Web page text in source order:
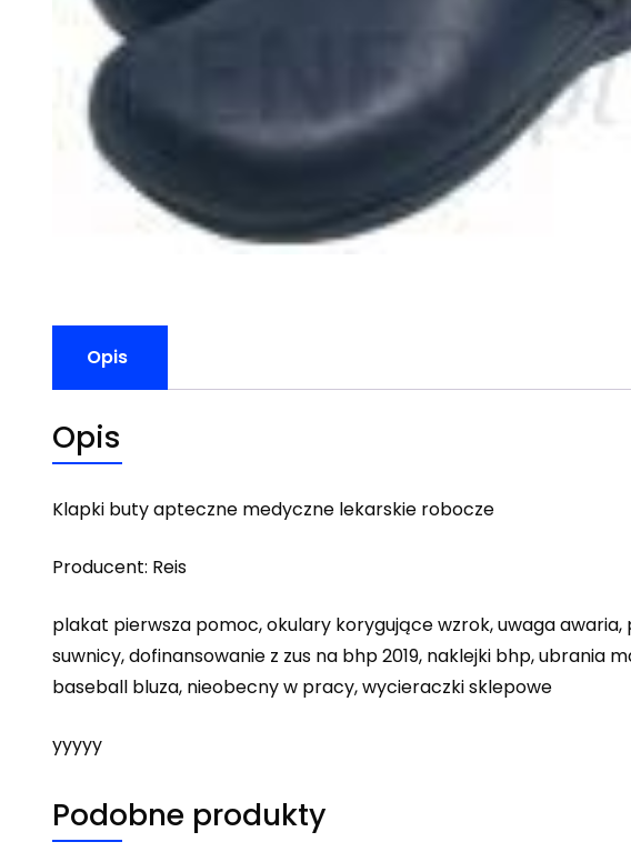
Opis
Opis
Klapki buty apteczne medyczne lekarskie robocze
Producent: Reis
plakat pierwsza pomoc, okulary korygujące wzrok, uwaga
suwnicy, dofinansowanie z zus na bhp 2019, naklejki bhp,
baseball bluza, nieobecny w pracy, wycieraczki sklepowe
yyyyy
Podobne produkty